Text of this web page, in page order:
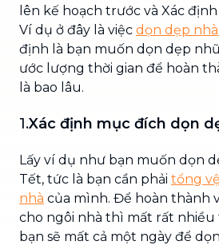
lên kế hoạch trước và Xác
Ví dụ ở đây là việc dọn dẹp
định là bạn muốn dọn dẹp
ước lượng thời gian để hoàn
là bao lâu.
1.Xác định mục đích dọn
Lấy ví dụ như bạn muốn dọn
Tết, tức là bạn cần phải tổng
nhà của mình. Để hoàn thành
cho ngôi nhà thì mất rất nhiều
bạn sẽ mất cả một ngày để